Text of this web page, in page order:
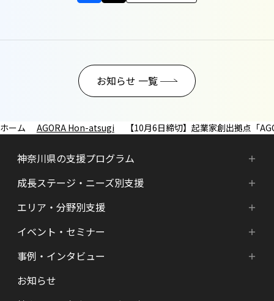
お知らせ 一覧
AGORA Hon-atsugi 【10月6日締切】起業家創出拠点「
神奈川県の支援プログラム
神奈川県の支援プログラム
HATSU-SHINKANAGAWA
HATSU起業家支援プログラム
SHINみなとみらい
成長ステージ・ニーズ別支援
成長ステージ・ニーズ別支援
起業準備期支援（アイデア段階）
シード期支援（事業創出段階）
アーリー期支援（事業拡大段階）
エリア・分野別支援
エリア・分野別支援
HATSU-SHIN の支援拠点
県内の支援拠点・コミュニティー
イベント・セミナー
新着情報
カレンダー
事例・インタビュー
インタビュー（一覧）
お知らせ